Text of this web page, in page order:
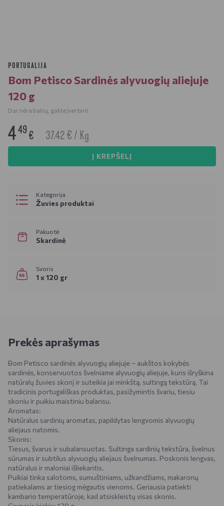
PORTUGALIJA
Bom Petisco Sardinės alyvuogių aliejuje
120 g
Dar nėra balsų, galite įvertinti
449€ 37.42 € / Kg
Į KREPŠELĮ
Kategorija
Žuvies produktai
Pakuotė
Skardinė
Svoris
1 x 120 gr
Prekės aprašymas
Bom Petisco sardinės alyvuogių aliejuje – aukštos kokybės
sardinės, konservuotos švelniame alyvuogių aliejuje, kuris išryškina
natūralų žuvies skonį ir suteikia jai minkštą, sultingą tekstūrą. Tai
tradicinis portugališkas produktas, pasižymintis švariu, tiesiu
skoniu ir puikiu maistiniu balansu.
Aromatas:
Natūralus sardinių aromatas, papildytas lengvomis alyvuogių
aliejaus natomis.
Skonis:
Tiesus, švarus ir subalansuotas. Sultinga sardinių tekstūra, švelnus
sūrumas ir subtilus alyvuogių aliejaus švelnumas. Poskonis lengvas,
natūralus ir maloniai išliekantis.
Puikiai tinka salotoms, sumuštiniams, užkandžiams, makaronų
patiekalams ar tiesiog mėgautis vienoms. Geriausia patiekti
kambario temperatūroje, kad atsiskleistų visas skonis.